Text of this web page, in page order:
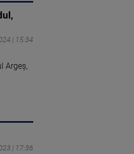
| 15:34
Argeș,
| 17:36